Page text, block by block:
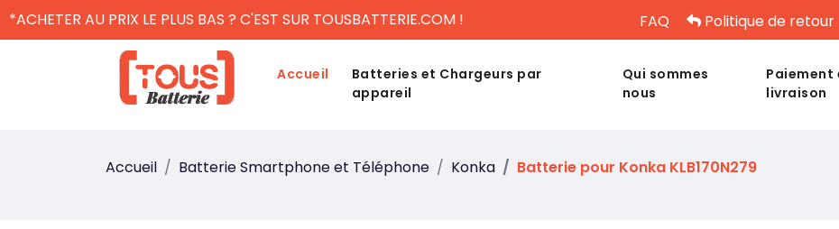
*ACHETER AU PRIX LE PLUS BAS ? C'EST SUR TOUSBATTERIE.COM ! FAQ Politique de retour
Accueil
Batteries et Chargeurs par
appareil
Qui sommes
nous
Paiement
livraison
Accueil Batterie Smartphone et Téléphone Konka Batterie pour Konka KLB170N279